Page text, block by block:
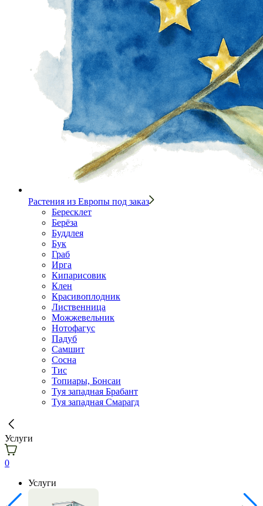
Растения из Европы под заказ
Бересклет
Берёза
Буддлея
Бук
Граб
Ирга
Кипарисовик
Клен
Красивоплодник
Лиственница
Можжевельник
Нотофагус
Падуб
Самшит
Сосна
Тис
Топиары, Бонсаи
Туя западная Брабант
Туя западная Смарагд
Услуги
0
Услуги